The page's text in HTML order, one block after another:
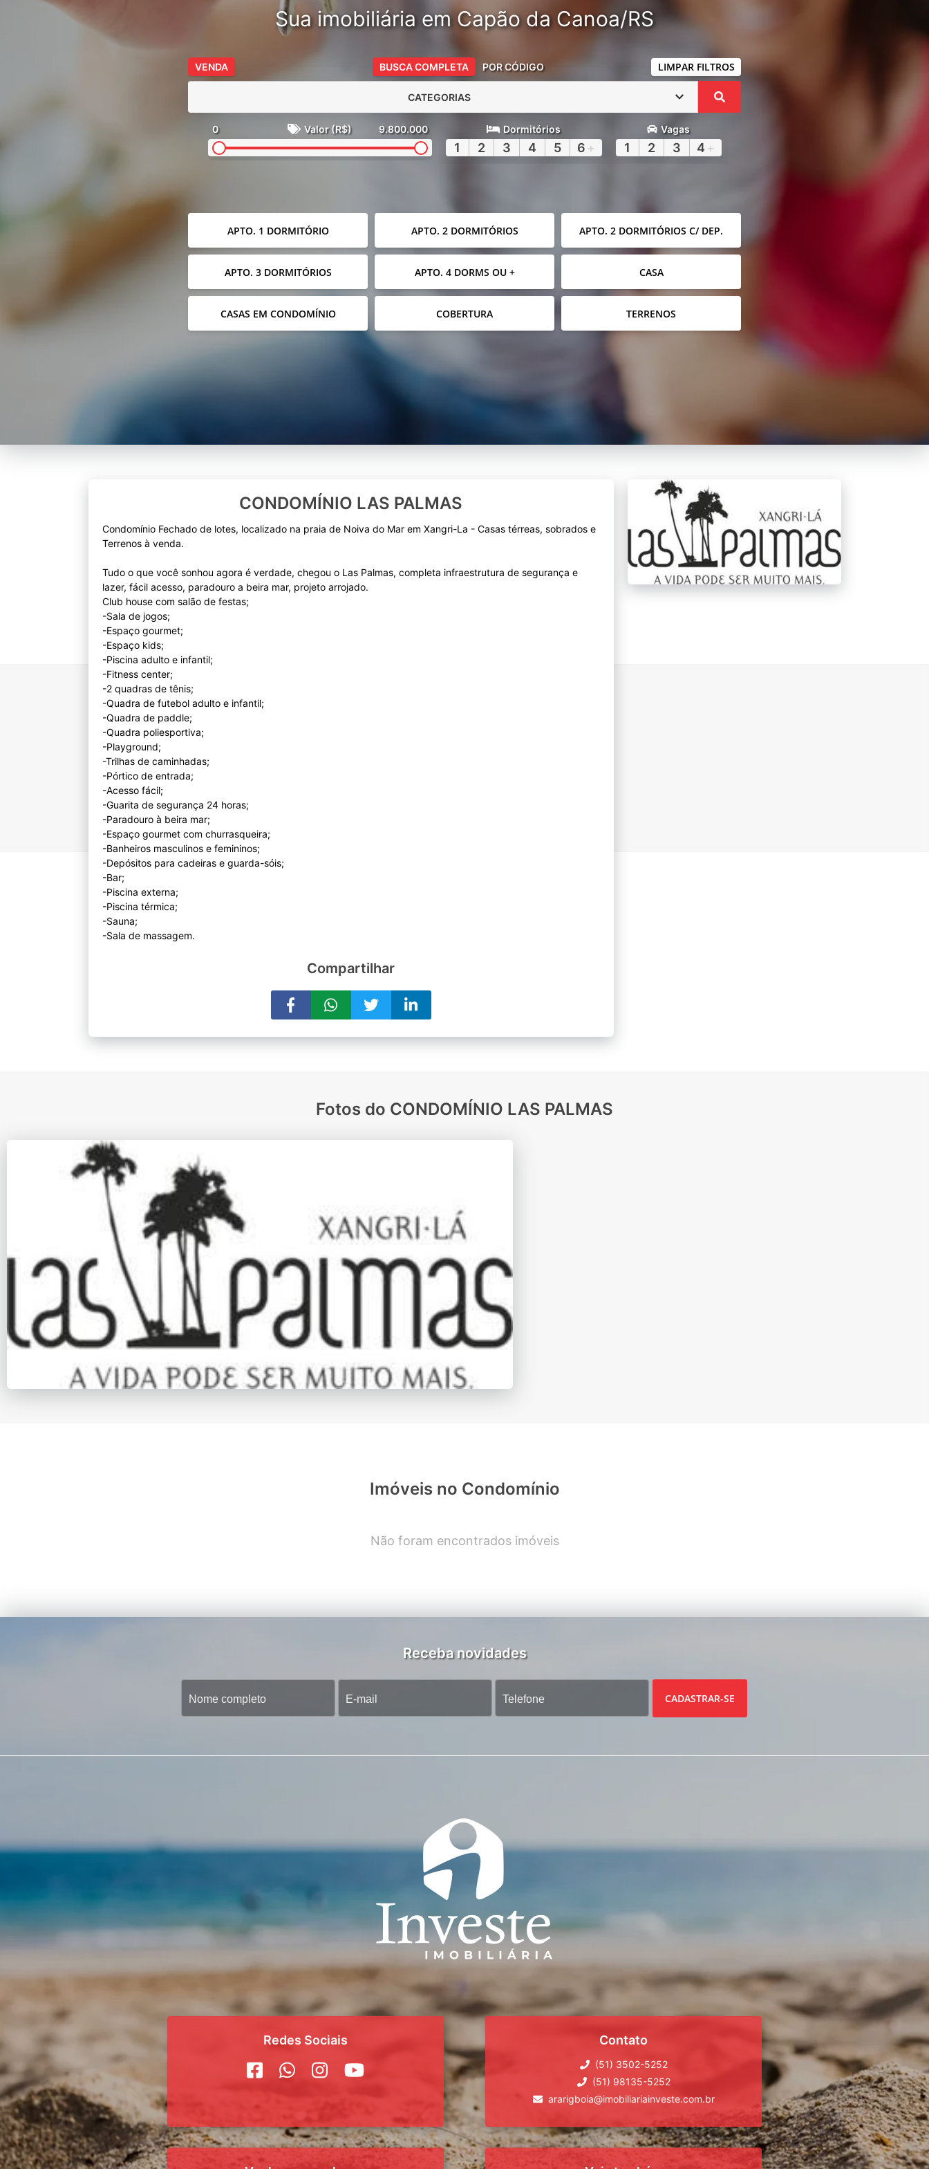
Sua imobiliária em Capão da Canoa/RS
VENDA BUSCA COMPLETA POR CÓDIGO LIMPAR FILTROS
CATEGORIAS
0 Valor (R$) 9.800.000 Dormitórios
1 2 3 4 5 6 +
Vagas
1 2 3 4 +
APTO. 1 DORMITÓRIO APTO. 2 DORMITÓRIOS APTO. 2 DORMITÓRIOS C/ DEP.
APTO. 3 DORMITÓRIOS APTO. 4 DORMS OU + CASA
CASAS EM CONDOMÍNIO COBERTURA TERRENOS
CONDOMÍNIO LAS PALMAS
Condomínio Fechado de lotes, localizado na praia de Noiva do Mar em Xangri-La - Casas térreas, sobrados e
Terrenos à venda.
Tudo o que você sonhou agora é verdade, chegou o Las Palmas, completa infraestrutura de segurança e
lazer, fácil acesso, paradouro a beira mar, projeto arrojado.
Club house com salão de festas;
-Sala de jogos;
-Espaço gourmet;
-Espaço kids;
-Piscina adulto e infantil;
-Fitness center;
-2 quadras de tênis;
-Quadra de futebol adulto e infantil;
-Quadra de paddle;
-Quadra poliesportiva;
-Playground;
-Trilhas de caminhadas;
-Pórtico de entrada;
-Acesso fácil;
-Guarita de segurança 24 horas;
-Paradouro à beira mar;
-Espaço gourmet com churrasqueira;
-Banheiros masculinos e femininos;
-Depósitos para cadeiras e guarda-sóis;
-Bar;
-Piscina externa;
-Piscina térmica;
-Sauna;
Compartilhar
Fotos do CONDOMÍNIO LAS PALMAS
Imóveis no Condomínio
Não foram encontrados imóveis
Receba novidades
CADASTRAR-SE
Redes Sociais Contato
(51) 3502-5252
(51) 98135-5252
ararigboia@imobiliariainveste.com.br